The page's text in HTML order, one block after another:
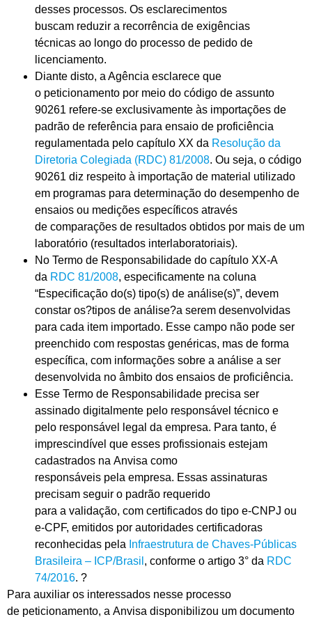
desses processos. Os esclarecimentos
buscam reduzir a recorrência de exigências
técnicas ao longo do processo de pedido de
licenciamento.
Diante disto, a Agência esclarece que
o peticionamento por meio do código de assunto
90261 refere-se exclusivamente às importações de
padrão de referência para ensaio de proficiência
regulamentada pelo capítulo XX da Resolução da
Diretoria Colegiada (RDC) 81/2008. Ou seja, o código
90261 diz respeito à importação de material utilizado
em programas para determinação do desempenho de
ensaios ou medições específicos através
de comparações de resultados obtidos por mais de um
laboratório (resultados interlaboratoriais).
No Termo de Responsabilidade do capítulo XX-A
da RDC 81/2008, especificamente na coluna
“Especificação do(s) tipo(s) de análise(s)”, devem
constar os?tipos de análise?a serem desenvolvidas
para cada item importado. Esse campo não pode ser
preenchido com respostas genéricas, mas de forma
específica, com informações sobre a análise a ser
desenvolvida no âmbito dos ensaios de proficiência.
Esse Termo de Responsabilidade precisa ser
assinado digitalmente pelo responsável técnico e
pelo responsável legal da empresa. Para tanto, é
imprescindível que esses profissionais estejam
cadastrados na Anvisa como
responsáveis pel a empresa. Essas assinaturas
precisam seguir o padrão requerido
para a validação, com certificados do tipo e-CNPJ ou
e-CPF, emitidos por autoridades certificadoras
reconhecidas pela Infraestrutura de Chaves-Públicas
Brasileira – ICP/Brasil , conforme o artigo 3° da RDC
74/2016. ?
Para auxiliar os interessados nesse processo
de peticionamento, a Anvisa disponibilizou um documento